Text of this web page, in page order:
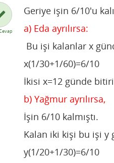
Geriye işin 6/10'u
a) Eda ayrılırsa:
Bu işi kalanlar x
x(1/30+1/60)=6/10
İkisi x=12 günde
b) Yağmur ayrılırsa,
İşin 6/10 kalmıştı.
Kalan iki kişi bu işi y
y(1/20+1/30)=6/10